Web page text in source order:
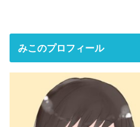
みこのプロフィール